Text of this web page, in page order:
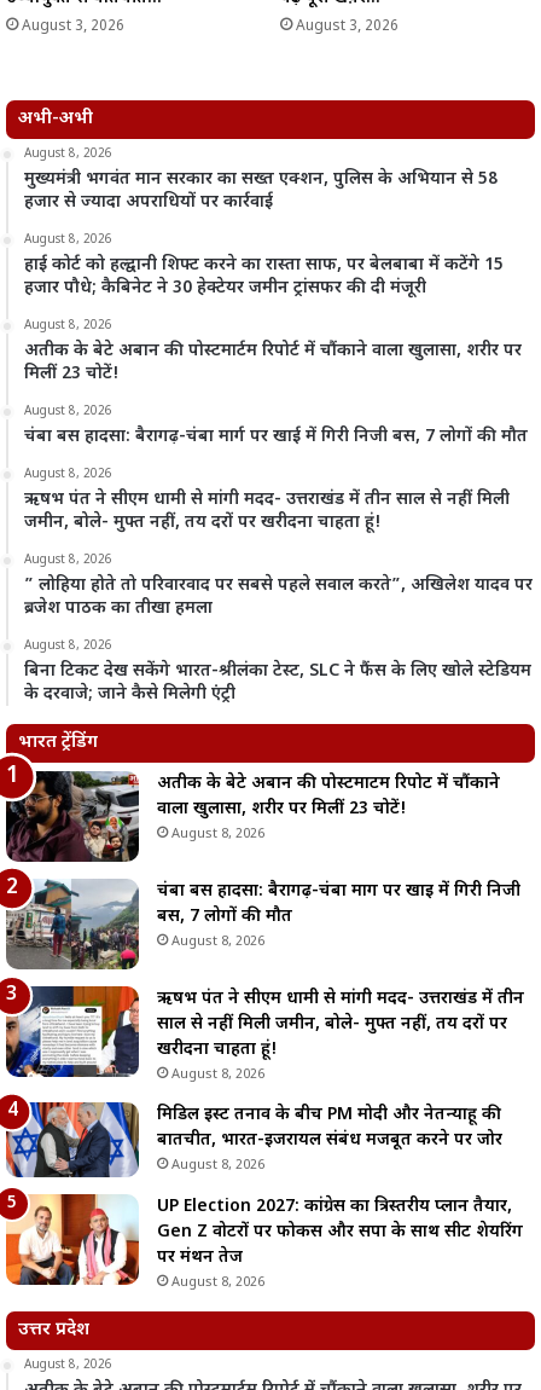
August 3, 2026 August 3, 2026
अभी-अभी
August 8, 2026
मुख्यमंत्री भगवंत मान सरकार का सख्त एक्शन, पुलिस के अभियान से 58
हजार से ज्यादा अपराधियों पर कार्रवाई
August 8, 2026
हाई कोर्ट को हल्द्वानी शिफ्ट करने का रास्ता साफ, पर बेलबाबा में कटेंगे 15
हजार पौधे; कैबिनेट ने 30 हेक्टेयर जमीन ट्रांसफर की दी मंजूरी
August 8, 2026
अतीक के बेटे अबान की पोस्टमार्टम रिपोर्ट में चौंकाने वाला खुलासा, शरीर पर
मिलीं 23 चोटें!
August 8, 2026
चंबा बस हादसा: बैरागढ़-चंबा मार्ग पर खाई में गिरी निजी बस, 7 लोगों की मौत
August 8, 2026
ऋषभ पंत ने सीएम धामी से मांगी मदद- उत्तराखंड में तीन साल से नहीं मिली
जमीन, बोले- मुफ्त नहीं, तय दरों पर खरीदना चाहता हूं!
August 8, 2026
” लोहिया होते तो परिवारवाद पर सबसे पहले सवाल करते”, अखिलेश यादव पर
ब्रजेश पाठक का तीखा हमला
August 8, 2026
बिना टिकट देख सकेंगे भारत-श्रीलंका टेस्ट, SLC ने फैंस के लिए खोले स्टेडियम
के दरवाजे; जाने कैसे मिलेगी एंट्री
भारत ट्रेंडिंग
अतीक के बेटे अबान की पोस्टमार्टम रिपोर्ट में चौंकाने
वाला खुलासा, शरीर पर मिलीं 23 चोटें!
August 8, 2026
चंबा बस हादसा: बैरागढ़-चंबा मार्ग पर खाई में गिरी निजी
बस, 7 लोगों की मौत
August 8, 2026
ऋषभ पंत ने सीएम धामी से मांगी मदद- उत्तराखंड में तीन
साल से नहीं मिली जमीन, बोले- मुफ्त नहीं, तय दरों पर
खरीदना चाहता हूं!
August 8, 2026
मिडिल ईस्ट तनाव के बीच PM मोदी और नेतन्याहू की
बातचीत, भारत-इजरायल संबंध मजबूत करने पर जोर
August 8, 2026
UP Election 2027: कांग्रेस का त्रिस्तरीय प्लान तैयार,
Gen Z वोटरों पर फोकस और सपा के साथ सीट शेयरिंग
पर मंथन तेज
August 8, 2026
उत्तर प्रदेश
August 8, 2026